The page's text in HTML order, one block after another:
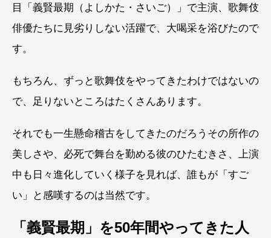
目「義賢最期（よしかた・さいご）」で主演、歌舞伎
俳優たちに見劣りしない活躍で、大喝采を浴びたので
す。
もちろん、ずっと歌舞伎をやってきたわけではないの
で、足りないところはたくさんあります。
それでも一生懸命稽古をしてきたのだろうその所作の
美しさや、必死で舞台を勤める彼のひたむきさ、上演
中も日々進化していく様子を見れば、誰もが「すご
い」と感嘆するのは当然です。
「義賢最期」を50年間やってきた人